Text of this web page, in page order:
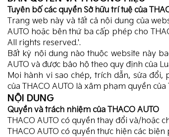
Tuyên bố các quyền Sở hữu trí tuệ của
Trang web này và tất cả nội dung của
AUTO hoặc bên thứ ba cấp phép cho
All rights reserved.'.
Bất kỳ nội dung nào thuộc website này
AUTO và được bảo hộ theo quy định của
Mọi hành vi sao chép, trích dẫn, sửa
của THACO AUTO là xâm phạm quyền
NỘI DUNG
Quyền và trách nhiệm của THACO AUTO
THACO AUTO có quyền thay đổi và/hoặc
THACO AUTO có quyền thực hiện các